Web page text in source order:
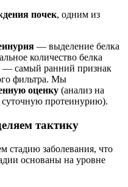
почек, одним из
— выделение белка
количество белка
— самый ранний признак
фильтра. Мы
оценку (анализ на
протеинурию).
тактику
стадию заболевания, что
основаны на уровне